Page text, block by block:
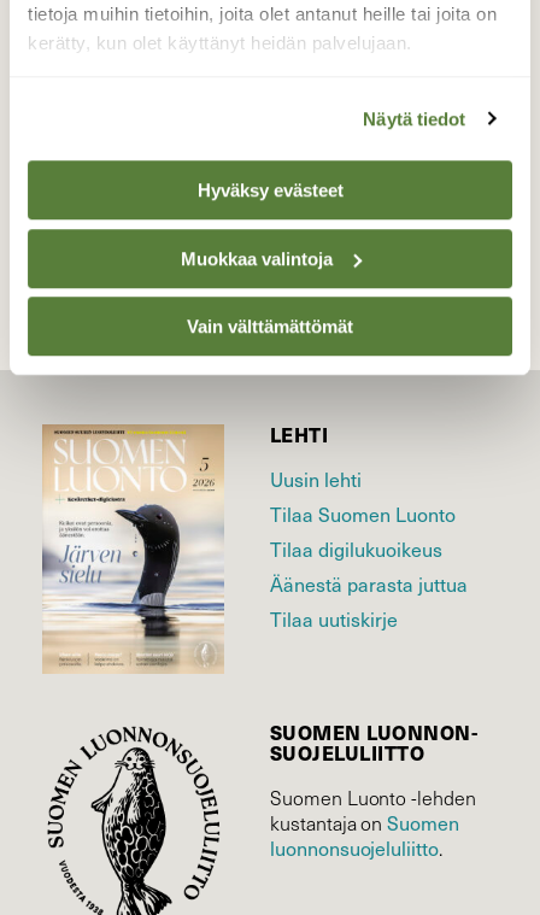
tietoja muihin tietoihin, joita olet antanut heille tai joita on
kerätty, kun olet käyttänyt heidän palvelujaan.
Näytä tiedot
Hyväksy evästeet
Muokkaa valintoja
Vain välttämättömät
Upea aamu Savojärvellä auringonnousun
aikaan…
Valokuvaaja: Juhani Peltonen, Pöytyä 30.9.2025
LEHTI
Uusin lehti
Tilaa Suomen Luonto
Tilaa digilukuoikeus
Äänestä parasta juttua
Tilaa uutiskirje
SUOMEN LUONNON­
SUOJELU­LIITTO
Suomen Luonto -lehden
kustantaja onSuomen
luonnonsuojelu­liitto.